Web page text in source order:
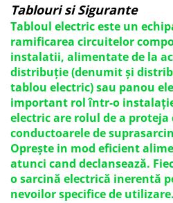
Intrerupatoare Touch / Standard
Italian
Întrerupătoare Mecanice
Prize Schuko - TV / Date / Media
Prize + Intrerupatoare
Prize
Living Now With Netatmo
Prize si Intrerupatoare
Aparataj Aplicat
Gama Palmyie Viko
Aparataj Clasic
Tablouri si Sigurante
Tabloul electric este un
ramificarea circuitelor
instalatii, alimentate de la
distribuție (denumit și
tablou electric) sau panou
important rol într-o
electric are rolul de a proteja
conductoarele de
Oprește in mod eficient
atunci cand declansează.
o sarcină electrică inerentă
nevoilor specifice de utilizare.